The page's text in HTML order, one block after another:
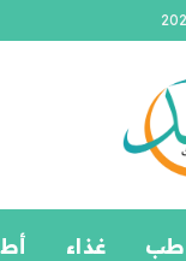
طب غذاء